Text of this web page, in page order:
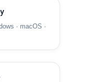
· macOS ·